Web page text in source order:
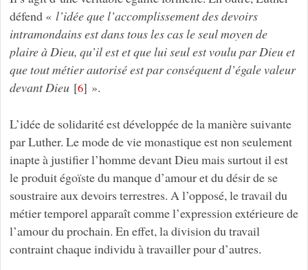
défend « l’idée que l’accomplissement des devoirs
intramondains est dans tous les cas le seul moyen de
plaire à Dieu, qu’il est et que lui seul est voulu par Dieu et
que tout métier autorisé est par conséquent d’égale valeur
devant Dieu[6] ».
L’idée de solidarité est développée de la manière suivante
par Luther. Le mode de vie monastique est non seulement
inapte à justifier l’homme devant Dieu mais surtout il est
le produit égoïste du manque d’amour et du désir de se
soustraire aux devoirs terrestres. A l’opposé, le travail du
métier temporel apparaît comme l’expression extérieure de
l’amour du prochain. En effet, la division du travail
contraint chaque individu à travailler pour d’autres.